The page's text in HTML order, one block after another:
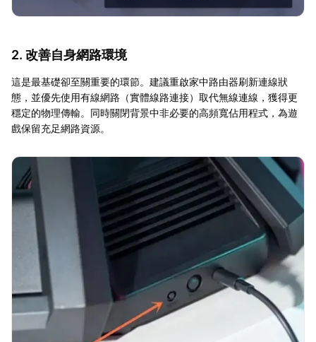
2. 改善自身網路環境
這是最基礎卻至關重要的環節。建議重啟家中路由器刷新連線狀
態，並優先使用有線網路（實體線路連接）取代無線連線，獲得更
穩定的物理傳輸。同時關閉背景中非必要的高頻寬佔用程式，為遊
戲保留充足網路資源。